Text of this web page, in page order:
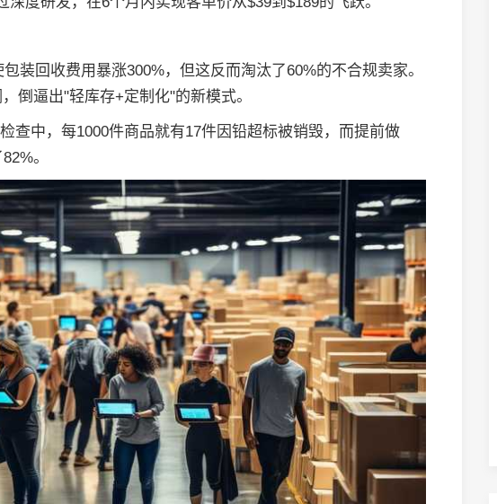
装回收费用暴涨300%，但这反而淘汰了60%的不合规卖家。
倒逼出"轻库存+定制化"的新模式。
查中，每1000件商品就有17件因铅超标被销毁，而提前做
。